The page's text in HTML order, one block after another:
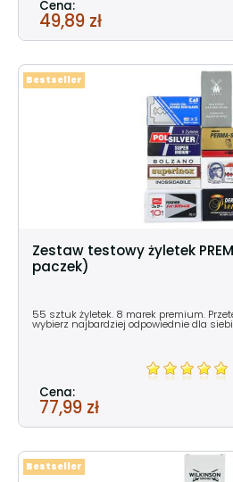
Cena:
49,89 zł
Zestaw testowy żyletek
paczek)
55 sztuk żyletek. 8 marek premium.
wybierz najbardziej odpowiednie dla
Cena:
77,99 zł
Bestseller
Bestseller